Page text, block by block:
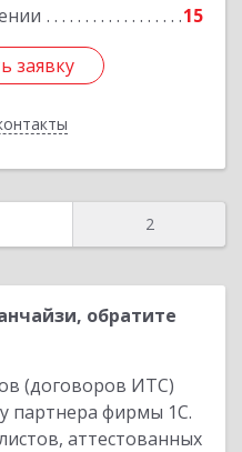
15
заявку
заявку
2
обратите
(договоров ИТС)
партнера фирмы 1С.
аттестованных